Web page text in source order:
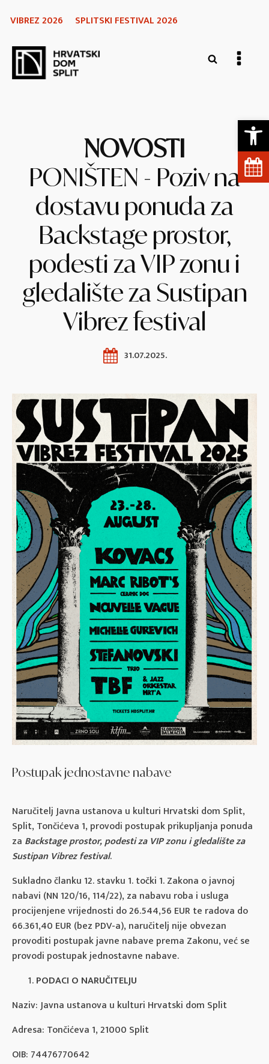
VIBREZ 2026 SPLITSKI FESTIVAL 2026
NOVOSTI
PONIŠTEN - Poziv na
dostavu ponuda za
Backstage prostor,
podesti za VIP zonu i
gledalište za Sustipan
Vibrez festival
31.07.2025.
Postupak jednostavne nabave
Naručitelj Javna ustanova u kulturi Hrvatski dom Split,
Split, Tončićeva 1, provodi postupak prikupljanja ponuda
za Backstage prostor, podesti za VIP zonu i gledalište za
Sustipan Vibrez festival.
Sukladno članku 12. stavku 1. točki 1. Zakona o javnoj
nabavi (NN 120/16, 114/22), za nabavu roba i usluga
procijenjene vrijednosti do 26.544,56 EUR te radova do
66.361,40 EUR (bez PDV-a), naručitelj nije obvezan
provoditi postupak javne nabave prema Zakonu, već se
provodi postupak jednostavne nabave.
PODACI O NARUČITELJU
Naziv: Javna ustanova u kulturi Hrvatski dom Split
Adresa: Tončićeva 1, 21000 Split
OIB: 74476770642